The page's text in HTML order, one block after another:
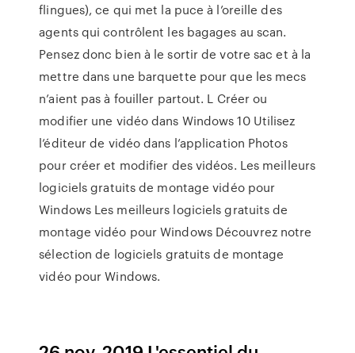
flingues), ce qui met la puce à l’oreille des
agents qui contrôlent les bagages au scan.
Pensez donc bien à le sortir de votre sac et à la
mettre dans une barquette pour que les mecs
n’aient pas à fouiller partout. L Créer ou
modifier une vidéo dans Windows 10 Utilisez
l’éditeur de vidéo dans l’application Photos
pour créer et modifier des vidéos. Les meilleurs
logiciels gratuits de montage vidéo pour
Windows Les meilleurs logiciels gratuits de
montage vidéo pour Windows Découvrez notre
sélection de logiciels gratuits de montage
vidéo pour Windows.